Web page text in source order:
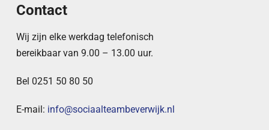
Contact
Wij zijn elke werkdag telefonisch
bereikbaar van 9.00 – 13.00 uur.
Bel 0251 50 80 50
E-mail: info@sociaalteambeverwijk.nl